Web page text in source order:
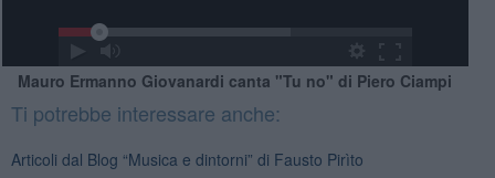
Mauro Ermanno Giovanardi canta "Tu no" di Piero Ciampi
Ti potrebbe interessare anche:
Articoli dal Blog “Musica e dintorni” di Fausto Pirìto